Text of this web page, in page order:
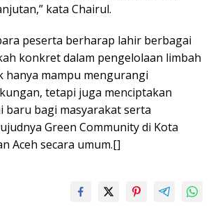
kata Chairul.
peserta berharap lahir berbagai
konkret dalam pengelolaan limbah
hanya mampu mengurangi
tetapi juga menciptakan
baru bagi masyarakat serta
Green Community di Kota
Aceh secara umum.[]